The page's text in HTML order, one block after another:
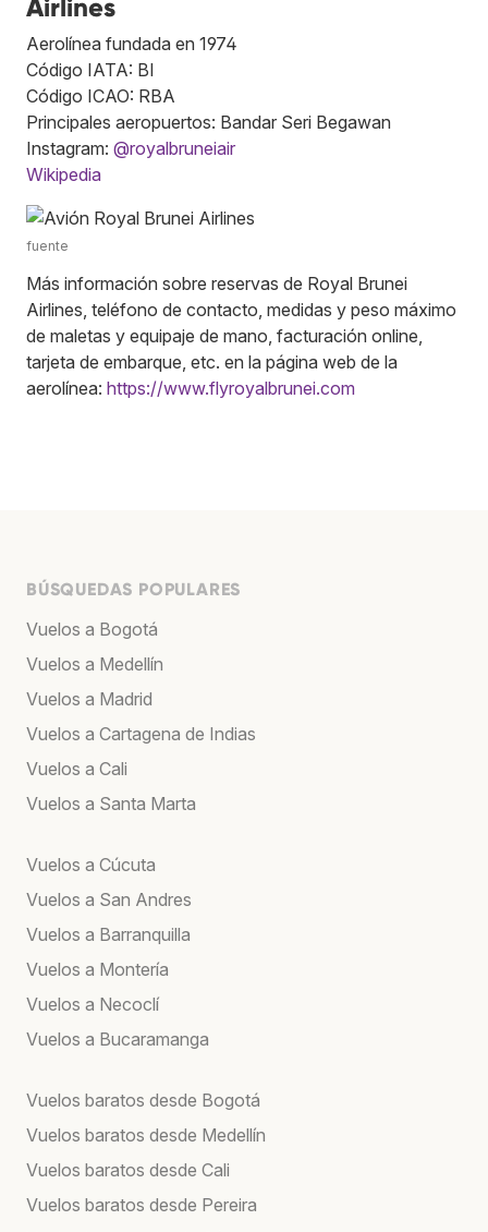
Airlines
Aerolínea fundada en 1974
Código IATA: BI
Código ICAO: RBA
Principales aeropuertos: Bandar Seri Begawan
Instagram: @royalbruneiair
Wikipedia
fuente
Más información sobre reservas de Royal Brunei
Airlines, teléfono de contacto, medidas y peso máximo
de maletas y equipaje de mano, facturación online,
tarjeta de embarque, etc. en la página web de la
aerolínea: https://www.flyroyalbrunei.com
BÚSQUEDAS POPULARES
Vuelos a Bogotá
Vuelos a Medellín
Vuelos a Madrid
Vuelos a Cartagena de Indias
Vuelos a Cali
Vuelos a Santa Marta
Vuelos a Cúcuta
Vuelos a San Andres
Vuelos a Barranquilla
Vuelos a Montería
Vuelos a Necoclí
Vuelos a Bucaramanga
Vuelos baratos desde Bogotá
Vuelos baratos desde Medellín
Vuelos baratos desde Cali
Vuelos baratos desde Pereira